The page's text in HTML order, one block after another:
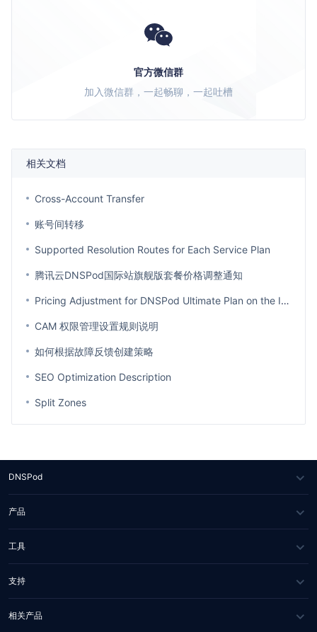
官方微信群
加入微信群，一起畅聊，一起吐槽
相关文档
Cross-Account Transfer
账号间转移
Supported Resolution Routes for Each Service Plan
腾讯云DNSPod国际站旗舰版套餐价格调整通知
Pricing Adjustment for DNSPod Ultimate Plan on the International Site
CAM 权限管理设置规则说明
如何根据故障反馈创建策略
SEO Optimization Description
Split Zones
DNSPod
关于我们
媒体报道
合作伙伴
联系我们
产品
DNS
SSL 证书
工具
WHOIS 查询
域名诊断
支持
常见问题
相关产品